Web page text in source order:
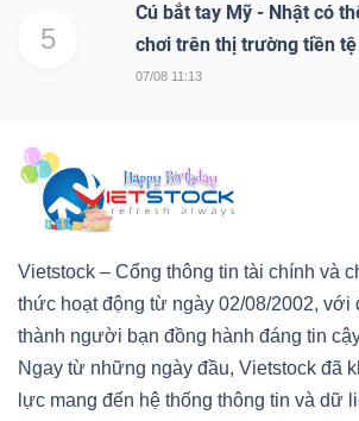
5
Cú bắt tay Mỹ - Nhật có
chơi trên thị trường tiền
07/08 11:13
Vietstock – Cổng thông tin tài chính và
thức hoạt động từ ngày 02/08/2002,
thành người bạn đồng hành đáng tin
Ngay từ những ngày đầu, Vietstock đã
lực mang đến hệ thống thông tin và dữ